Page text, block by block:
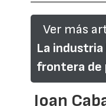
Ver más
La industria
frontera de
Joan